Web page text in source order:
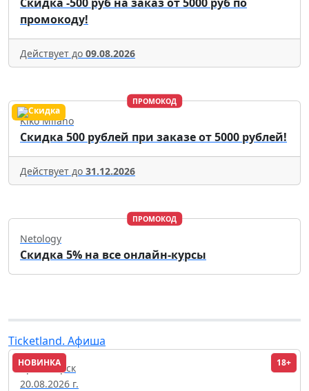
промокоду!
Действует до 09.08.2026
ПРОМОКОД
Kiko Milano
Скидка 500 рублей при заказе от 5000 рублей!
Действует до 31.12.2026
ПРОМОКОД
Netology
Скидка 5% на все онлайн-курсы
Ticketland. Афиша
НОВИНКА 18+
Красноярск
20.08.2026 г.